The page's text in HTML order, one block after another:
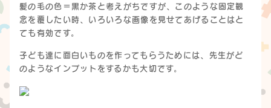
髪の毛の色＝黒か茶と考えがちですが、このような固定観
念を覆したい時、いろいろな画像を見せてあげることはと
ても有効です。
子ども達に面白いものを作ってもらうためには、先生がど
のようなインプットをするかも大切です。